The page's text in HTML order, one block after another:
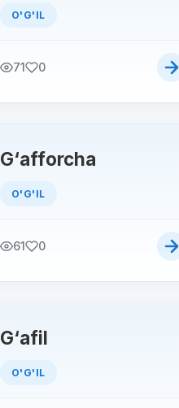
O'G'IL
71 0
G‘afforcha
O'G'IL
61 0
G‘afil
O'G'IL